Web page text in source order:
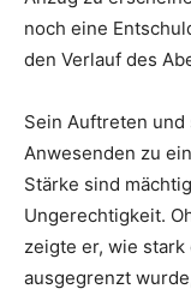
noch eine
den Verlauf des
Sein Auftreten
Anwesenden zu
Stärke sind
Ungerechtigkeit.
zeigte er, wie
ausgegrenzt